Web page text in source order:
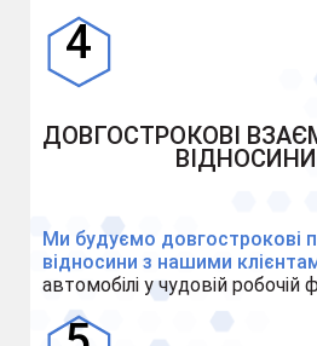
ДОВГОСТРОКОВІ
ВІДНОСИНИ
Ми будуємо довгострокові
відносини з нашими
автомобілі у чудовій робочій